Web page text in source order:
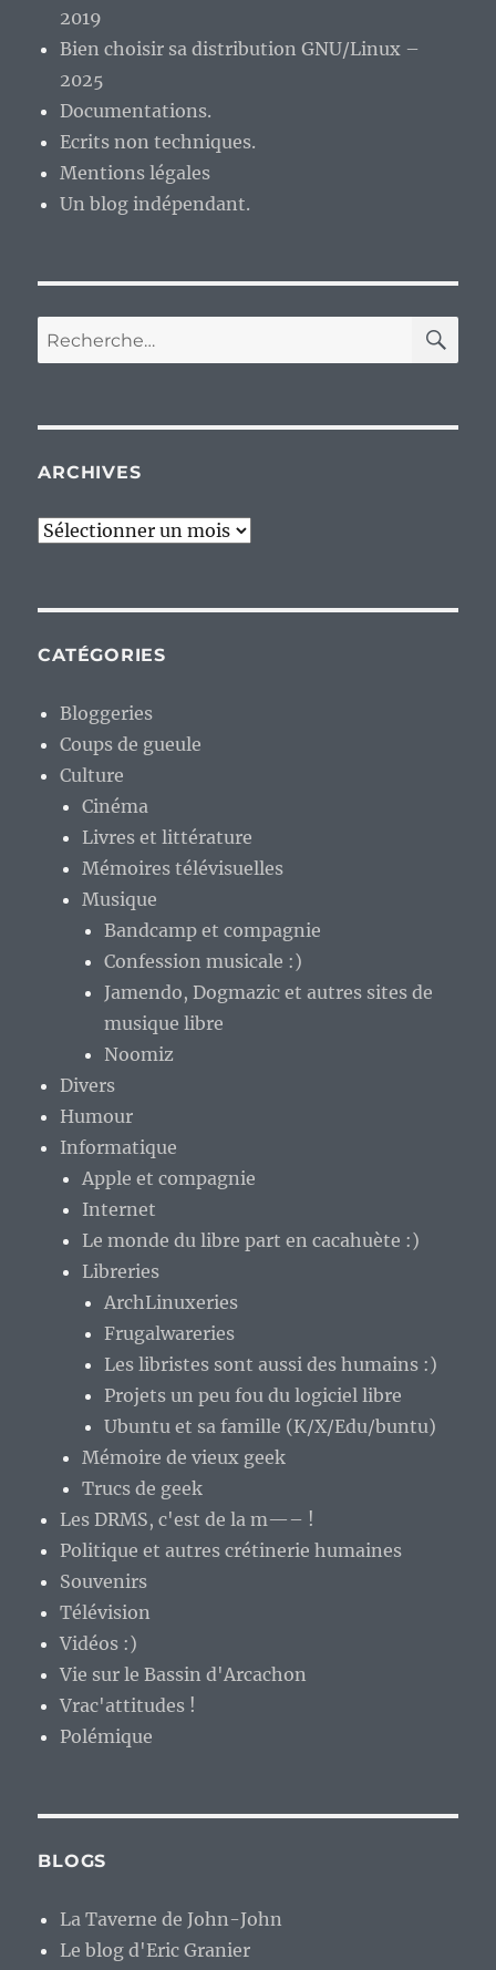
2019
Bien choisir sa distribution GNU/Linux –
2025
Documentations.
Ecrits non techniques.
Mentions légales
Un blog indépendant.
Recherche
pour :
ARCHIVES
Archives
CATÉGORIES
Bloggeries
Coups de gueule
Culture
Cinéma
Livres et littérature
Mémoires télévisuelles
Musique
Bandcamp et compagnie
Confession musicale :)
Jamendo, Dogmazic et autres sites de
musique libre
Noomiz
Divers
Humour
Informatique
Apple et compagnie
Internet
Le monde du libre part en cacahuète :)
Libreries
ArchLinuxeries
Frugalwareries
Les libristes sont aussi des humains :)
Projets un peu fou du logiciel libre
Ubuntu et sa famille (K/X/Edu/buntu)
Mémoire de vieux geek
Trucs de geek
Les DRMS, c'est de la m—– !
Politique et autres crétinerie humaines
Souvenirs
Télévision
Vidéos :)
Vie sur le Bassin d'Arcachon
Vrac'attitudes !
Polémique
BLOGS
La Taverne de John-John
Le blog d'Eric Granier